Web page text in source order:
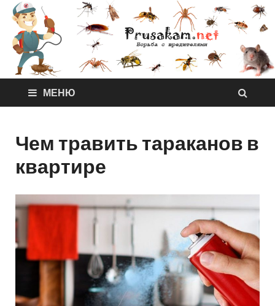
МЕНЮ
Чем травить тараканов в
квартире